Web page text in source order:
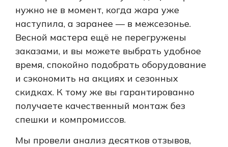
нужно не в момент, когда жара уже
наступила, а заранее — в межсезонье.
Весной мастера ещё не перегружены
заказами, и вы можете выбрать удобное
время, спокойно подобрать оборудование
и сэкономить на акциях и сезонных
скидках. К тому же вы гарантированно
получаете качественный монтаж без
спешки и компромиссов.
Мы провели анализ десятков отзывов,